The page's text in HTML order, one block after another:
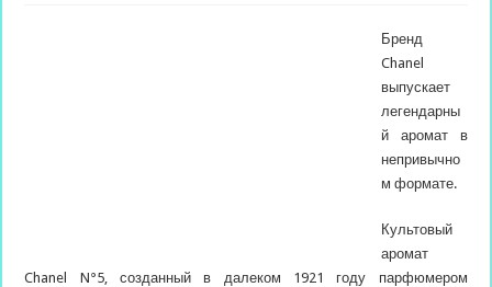
Бренд
Chanel
выпускает
легендарны
й аромат в
непривычно
м формате.
Культовый
аромат
Chanel N°5, созданный в далеком 1921 году парфюмером